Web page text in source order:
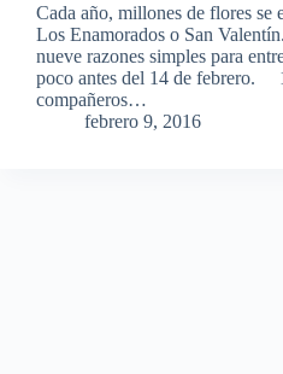
Cada año, millones de flores se
Los Enamorados o San
nueve razones simples para
poco antes del 14 de febrero.
compañeros…
febrero 9, 2016